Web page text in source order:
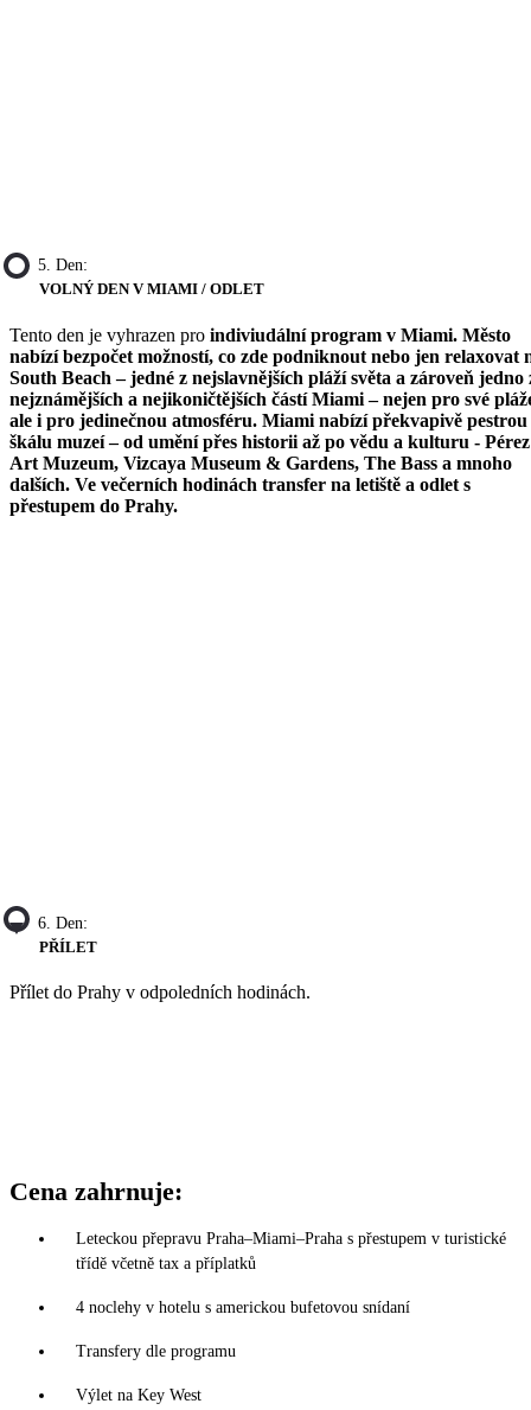
5. Den:
VOLNÝ DEN V MIAMI / ODLET
Tento den je vyhrazen pro indiviudální program v Miami. Město
nabízí bezpočet možností, co zde podniknout nebo jen relaxovat
South Beach – jedné z nejslavnějších pláží světa a zároveň jedno
nejznámějších a nejikoničtějších částí Miami – nejen pro své
ale i pro jedinečnou atmosféru. Miami nabízí překvapivě pestrou
škálu muzeí – od umění přes historii až po vědu a kulturu - Pérez
Art Muzeum, Vizcaya Museum & Gardens, The Bass a mnoho
dalších. Ve večerních hodinách transfer na letiště a odlet s
přestupem do Prahy.
6. Den:
PŘÍLET
Přílet do Prahy v odpoledních hodinách.
Cena zahrnuje:
Leteckou přepravu Praha–Miami–Praha s přestupem v turistické
třídě včetně tax a příplatků
4 noclehy v hotelu s americkou bufetovou snídaní
Transfery dle programu
Výlet na Key West